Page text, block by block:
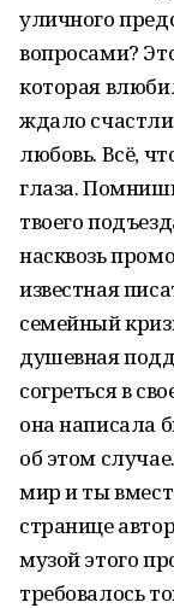
уличного
вопросами?
которая
ждало
любовь. Всё,
глаза.
твоего
насквозь
известная
семейный
душевная
согреться в
она написала
об этом
мир и ты
странице
музой этого
требовалось